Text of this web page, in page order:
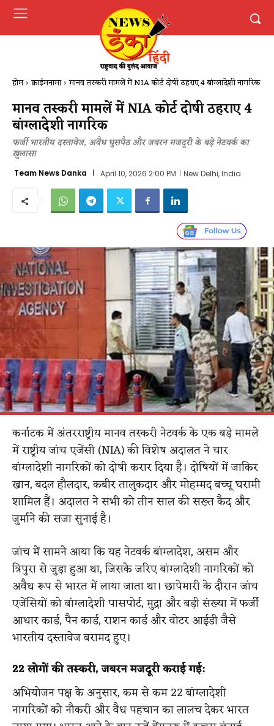
होम क्राईमनामा मानव तस्करी मामलें में NIA कोर्ट दोषी ठहराए 4 बांग्लादेशी नागरिक
मानव तस्करी मामलें में NIA कोर्ट दोषी ठहराए 4
बांग्लादेशी नागरिक
फर्जी भारतीय दस्तावेज, अवैध घुसपैठ और जबरन मजदूरी के बड़े नेटवर्क का
खुलासा
Team News Danka April 10, 2026 2:00 PM New Delhi, India.
कर्नाटक में अंतरराष्ट्रीय मानव तस्करी नेटवर्क के एक बड़े मामले
में राष्ट्रीय जांच एजेंसी (NIA) की विशेष अदालत ने चार
बांग्लादेशी नागरिकों को दोषी करार दिया है। दोषियों में जाकिर
खान, बदल हौलदार, कबीर तालुकदार और मोहम्मद बच्चू घरामी
शामिल हैं। अदालत ने सभी को तीन साल की सख्त कैद और
जुर्माने की सजा सुनाई है।
जांच में सामने आया कि यह नेटवर्क बांग्लादेश, असम और
त्रिपुरा से जुड़ा हुआ था, जिसके जरिए बांग्लादेशी नागरिकों को
अवैध रूप से भारत में लाया जाता था। छापेमारी के दौरान जांच
एजेंसियों को बांग्लादेशी पासपोर्ट, मुद्रा और बड़ी संख्या में फर्जी
आधार कार्ड, पैन कार्ड, राशन कार्ड और वोटर आईडी जैसे
भारतीय दस्तावेज बरामद हुए।
22 लोगों की तस्करी, जबरन मजदूरी कराई गई:
अभियोजन पक्ष के अनुसार, कम से कम 22 बांग्लादेशी
नागरिकों को नौकरी और वैध पहचान का लालच देकर भारत